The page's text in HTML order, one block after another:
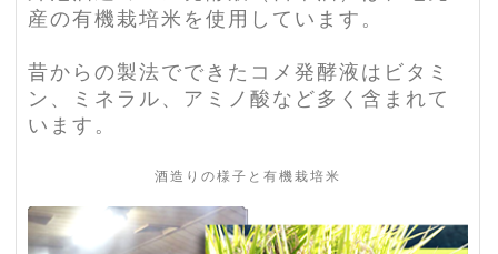
産の有機栽培米を使用しています。
昔からの製法でできたコメ発酵液はビタミ
ン、ミネラル、アミノ酸など多く含まれて
います。
酒造りの様子と有機栽培米